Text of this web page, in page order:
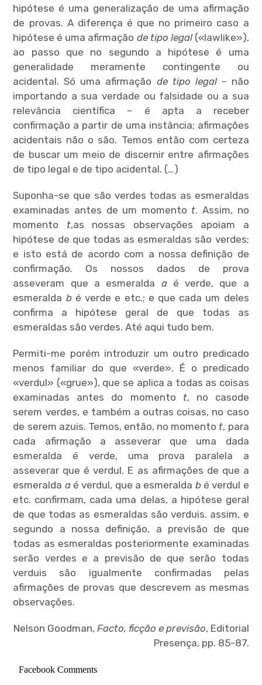
child
menu
child
hipótese é uma generalização de uma afirmação
de provas. A diferença é que no primeiro caso a
hipótese é uma afirmação de tipo legal(«lawlike»),
ao passo que no segundo a hipótese é uma
generalidade meramente contingente ou
acidental. Só uma afirmação de tipo legal– não
importando a sua verdade ou falsidade ou a sua
relevância científica – é apta a receber
confirmação a partir de uma instância; afirmações
acidentais não o são. Temos então com certeza
de buscar um meio de discernir entre afirmações
de tipo legal e de tipo acidental. (…)
Suponha-se que são verdes todas as esmeraldas
examinadas antes de um momento t. Assim, no
momento t,as nossas observações apoiam a
hipótese de que todas as esmeraldas são verdes;
e isto está de acordo com a nossa definição de
confirmação. Os nossos dados de prova
asseveram que a esmeralda aé verde, que a
esmeralda bé verde e etc.; e que cada um deles
confirma a hipótese geral de que todas as
esmeraldas são verdes. Até aqui tudo bem.
Permiti-me porém introduzir um outro predicado
menos familiar do que «verde». É o predicado
«verdul» («grue»), que se aplica a todas as coisas
examinadas antes do momento t, no casode
serem verdes, e também a outras coisas, no caso
de serem azuis. Temos, então, no momento t, para
cada afirmação a asseverar que uma dada
esmeralda é verde, uma prova paralela a
asseverar que é verdul. E as afirmações de que a
esmeralda aé verdul, que a esmeralda bé verdul e
etc. confirmam, cada uma delas, a hipótese geral
de que todas as esmeraldas são verduis. assim, e
segundo a nossa definição, a previsão de que
todas as esmeraldas posteriormente examinadas
serão verdes e a previsão de que serão todas
verduis são igualmente confirmadas pelas
afirmações de provas que descrevem as mesmas
observações.
Nelson Goodman, Facto, ficção e previsão, Editorial
Presença, pp. 85-87.
Facebook Comments